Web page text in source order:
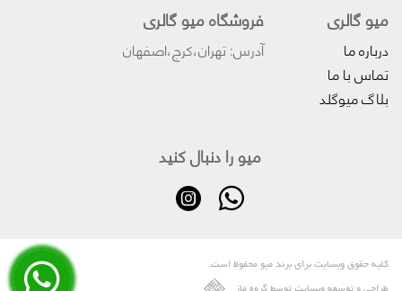
میو گالری
درباره ما
تماس با ما
بلاگ میوگلد
فروشگاه میو گالری
آدرس: تهران،کرج،اصفهان
میو را دنبال کنید
کلیه حقوق وبسایت برای برند میو محفوظ است.